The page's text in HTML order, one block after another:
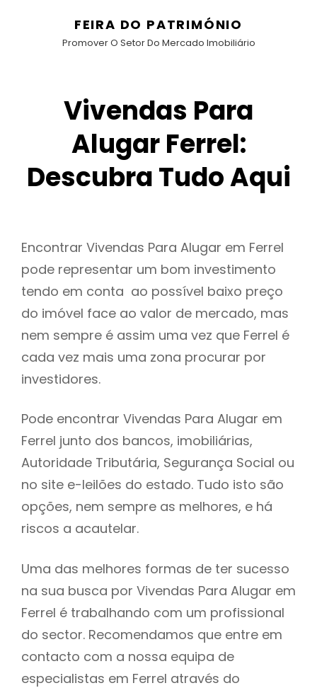
FEIRA DO PATRIMÓNIO
Promover O Setor Do Mercado Imobiliário
Vivendas Para
Alugar Ferrel:
Descubra Tudo Aqui
Encontrar Vivendas Para Alugar em Ferrel
pode representar um bom investimento
tendo em conta ao possível baixo preço
do imóvel face ao valor de mercado, mas
nem sempre é assim uma vez que Ferrel é
cada vez mais uma zona procurar por
investidores.
Pode encontrar Vivendas Para Alugar em
Ferrel junto dos bancos, imobiliárias,
Autoridade Tributária, Segurança Social ou
no site e-leilões do estado. Tudo isto são
opções, nem sempre as melhores, e há
riscos a acautelar.
Uma das melhores formas de ter sucesso
na sua busca por Vivendas Para Alugar em
Ferrel é trabalhando com um profissional
do sector. Recomendamos que entre em
contacto com a nossa equipa de
especialistas em Ferrel através do